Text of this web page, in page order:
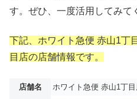
す。ぜひ、一度活用してみて
下記、ホワイト急便 赤山1丁
目店の店舗情報です。
店舗名
ホワイト急便 赤山1丁